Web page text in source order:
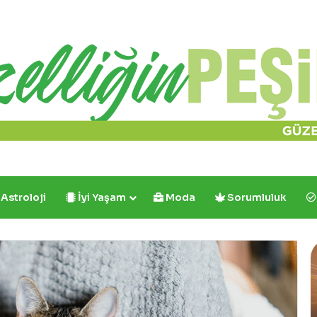
İyi Yaşam Moda Sorumluluk
Cafe
Crown’dan
İlk
ve
Tek: